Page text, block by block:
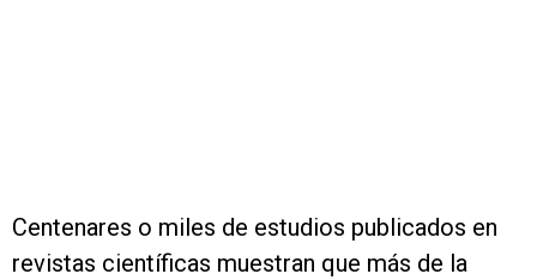
Centenares o miles de estudios publicados en
revistas científicas muestran que más de la